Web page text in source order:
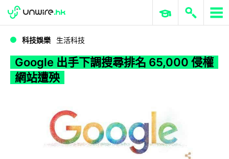
WWDC 2026 ERP 與商業 AI
科技娛樂 生活科技
Google 出手下調搜尋排名 65,000 侵權
網站遭殃